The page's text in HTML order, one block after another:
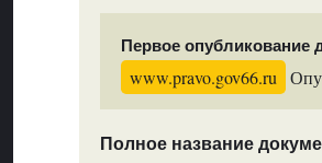
Первое опубликование
www.pravo.gov66.ru
Полное название